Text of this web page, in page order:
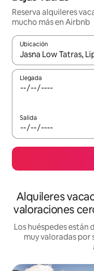
Reserva alquileres
mucho más en Airbnb
Ubicación
Cuando los
Llegada
Salida
Alquileres
valoraciones
Los huéspedes están
muy valoradas por